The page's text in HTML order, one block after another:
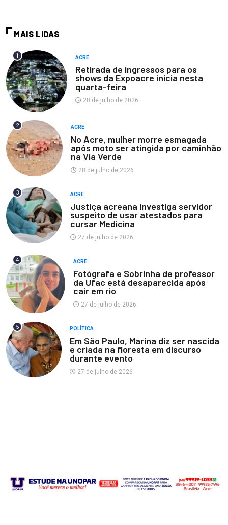
MAIS LIDAS
1 ACRE
Retirada de ingressos para os
shows da Expoacre inicia nesta
quarta-feira
28 de julho de 2026
2 ACRE
No Acre, mulher morre esmagada
após moto ser atingida por caminhão
na Via Verde
28 de julho de 2026
3 ACRE
Justiça acreana investiga servidor
suspeito de usar atestados para
cursar Medicina
27 de julho de 2026
4 ACRE
Fotógrafa e Sobrinha de professor
da Ufac está desaparecida após
cair em rio
27 de julho de 2026
5 POLÍTICA
Em São Paulo, Marina diz ser nascida
e criada na floresta em discurso
durante evento
27 de julho de 2026